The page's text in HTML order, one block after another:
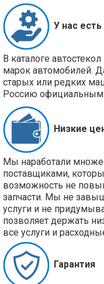
У нас есть
В каталоге
марок автомобилей.
старых или редких
Россию
Низкие
Мы наработали
поставщиками,
возможность не
запчасти. Мы не
услуги и не
позволяет держать
все услуги и
Гарантия